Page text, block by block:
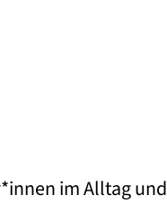
im Alltag und